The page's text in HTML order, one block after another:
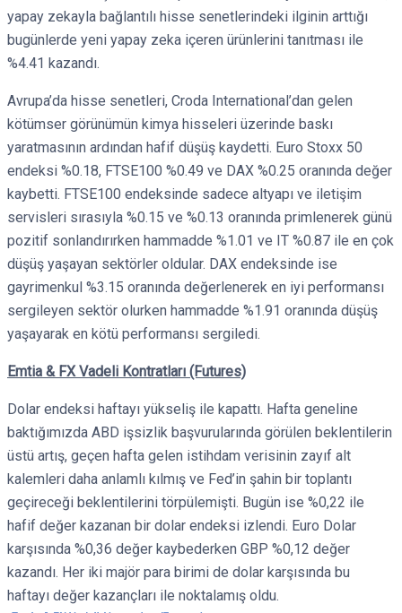
yapay zekayla bağlantılı hisse senetlerindeki ilginin arttığı
bugünlerde yeni yapay zeka içeren ürünlerini tanıtması ile
%4.41 kazandı.
Avrupa’da hisse senetleri, Croda International’dan gelen
kötümser görünümün kimya hisseleri üzerinde baskı
yaratmasının ardından hafif düşüş kaydetti. Euro Stoxx 50
endeksi %0.18, FTSE100 %0.49 ve DAX %0.25 oranında değer
kaybetti. FTSE100 endeksinde sadece altyapı ve iletişim
servisleri sırasıyla %0.15 ve %0.13 oranında primlenerek günü
pozitif sonlandırırken hammadde %1.01 ve IT %0.87 ile en çok
düşüş yaşayan sektörler oldular. DAX endeksinde ise
gayrimenkul %3.15 oranında değerlenerek en iyi performansı
sergileyen sektör olurken hammadde %1.91 oranında düşüş
yaşayarak en kötü performansı sergiledi.
Emtia & FX Vadeli Kontratları (Futures)
Dolar endeksi haftayı yükseliş ile kapattı. Hafta geneline
baktığımızda ABD işsizlik başvurularında görülen beklentilerin
üstü artış, geçen hafta gelen istihdam verisinin zayıf alt
kalemleri daha anlamlı kılmış ve Fed’in şahin bir toplantı
geçireceği beklentilerini törpülemişti. Bugün ise %0,22 ile
hafif değer kazanan bir dolar endeksi izlendi. Euro Dolar
karşısında %0,36 değer kaybederken GBP %0,12 değer
kazandı. Her iki majör para birimi de dolar karşısında bu
haftayı değer kazançları ile noktalamış oldu.